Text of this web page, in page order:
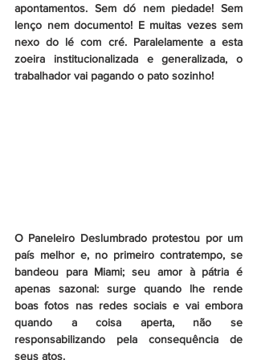
apontamentos. Sem dó nem piedade! Sem
lenço nem documento! E muitas vezes sem
nexo do lé com cré. Paralelamente a esta
zoeira institucionalizada e generalizada, o
trabalhador vai pagando o pato sozinho!
O Paneleiro Deslumbrado protestou por um
país melhor e, no primeiro contratempo, se
bandeou para Miami; seu amor à pátria é
apenas sazonal: surge quando lhe rende
boas fotos nas redes sociais e vai embora
quando a coisa aperta, não se
responsabilizando pela consequência de
seus atos.